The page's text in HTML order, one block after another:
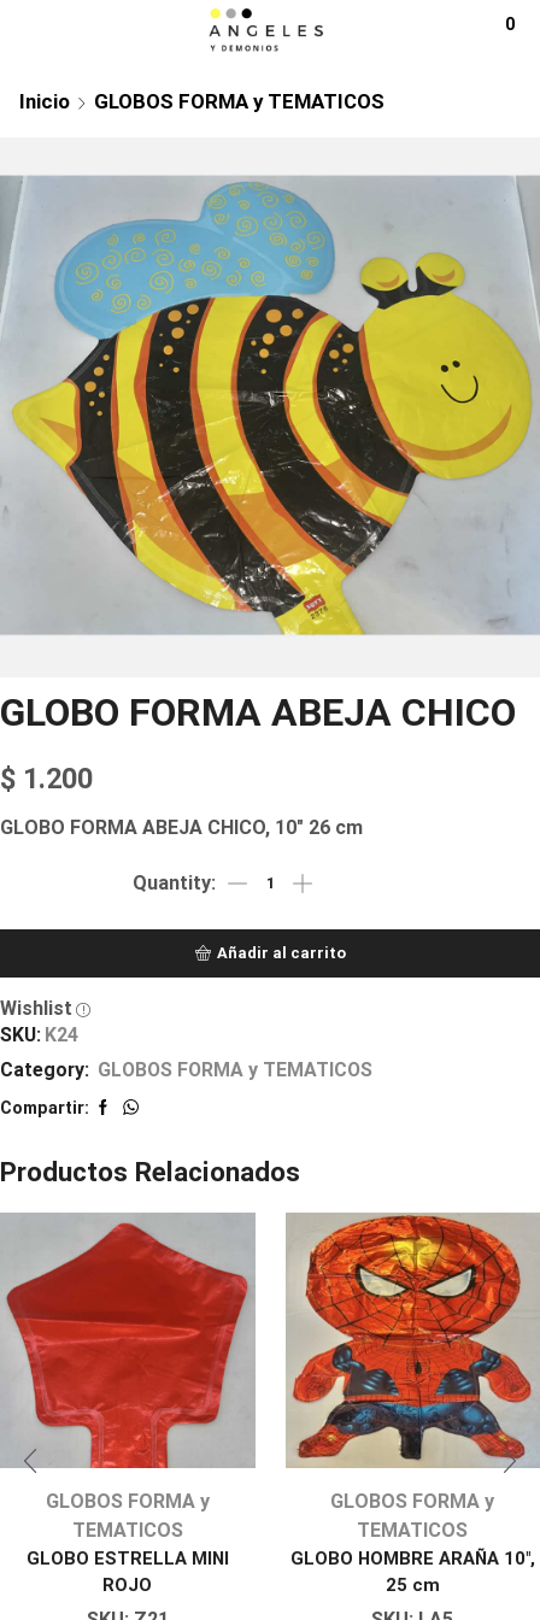
0
Inicio GLOBOS FORMA y TEMATICOS
GLOBO FORMA ABEJA CHICO
$ 1.200
GLOBO FORMA ABEJA CHICO, 10″ 26 cm
Añadir al carrito
Wishlist
SKU: K24
Category: GLOBOS FORMA y TEMATICOS
Compartir:
Productos Relacionados
GLOBOS FORMA y
TEMATICOS
GLOBO ESTRELLA MINI
ROJO
GLOBOS FORMA y
TEMATICOS
GLOBO HOMBRE ARAÑA 10″,
25 cm